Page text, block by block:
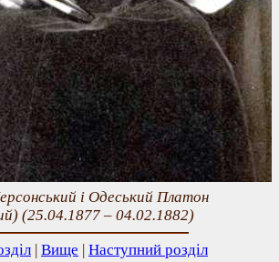
і Одеський Платон
(25.04.1877 – 04.02.1882)
| Вище | Наступний розділ